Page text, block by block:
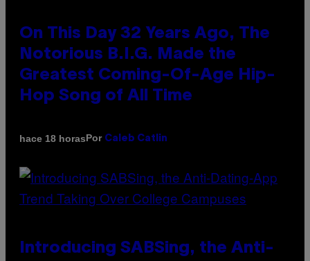
On This Day 32 Years Ago, The
Notorious B.I.G. Made the
Greatest Coming-Of-Age Hip-
Hop Song of All Time
hace 18 horasPor Caleb Catlin
Introducing SABSing, the Anti-